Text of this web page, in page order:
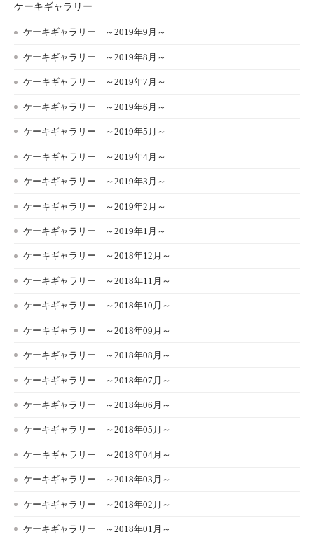
ケーキギャラリー
ケーキギャラリー ～2019年9月～
ケーキギャラリー ～2019年8月～
ケーキギャラリー ～2019年7月～
ケーキギャラリー ～2019年6月～
ケーキギャラリー ～2019年5月～
ケーキギャラリー ～2019年4月～
ケーキギャラリー ～2019年3月～
ケーキギャラリー ～2019年2月～
ケーキギャラリー ～2019年1月～
ケーキギャラリー ～2018年12月～
ケーキギャラリー ～2018年11月～
ケーキギャラリー ～2018年10月～
ケーキギャラリー ～2018年09月～
ケーキギャラリー ～2018年08月～
ケーキギャラリー ～2018年07月～
ケーキギャラリー ～2018年06月～
ケーキギャラリー ～2018年05月～
ケーキギャラリー ～2018年04月～
ケーキギャラリー ～2018年03月～
ケーキギャラリー ～2018年02月～
ケーキギャラリー ～2018年01月～